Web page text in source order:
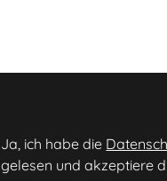
Ja, ich habe die
gelesen und akzeptiere